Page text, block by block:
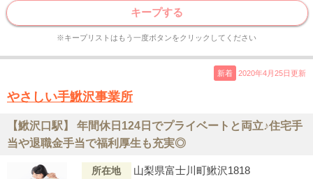
キープする
※キープリストはもう一度ボタンをクリックしてください
新着 2020年4月25日更新
やさしい手鰍沢事業所
【鰍沢口駅】 年間休日124日でプライベートと両立♪住宅手
当や退職金手当で福利厚生も充実◎
所在地 山梨県富士川町鰍沢1818